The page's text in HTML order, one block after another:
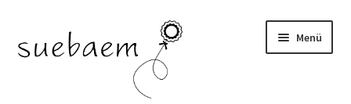
Navigation
Inhalt
Menü